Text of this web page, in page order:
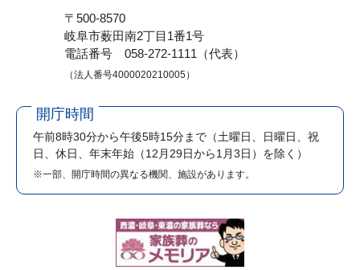
〒500-8570
岐阜市薮田南2丁目1番1号
電話番号 058-272-1111（代表）
（法人番号4000020210005）
開庁時間
午前8時30分から午後5時15分まで （土曜日、日曜日、祝
日、休日、年末年始（12月29日から1月3日）を除く）
※一部、開庁時間の異なる機関、施設があります。